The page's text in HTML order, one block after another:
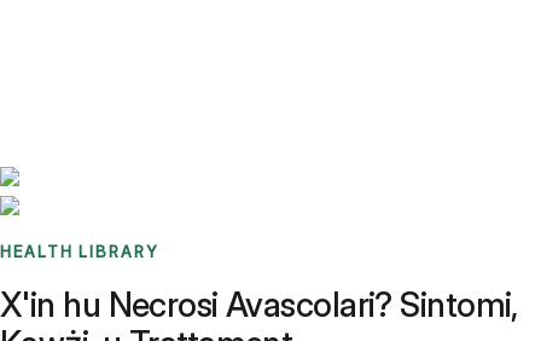
HEALTH LIBRARY
X'in hu Necrosi Avascolari? Sintomi,